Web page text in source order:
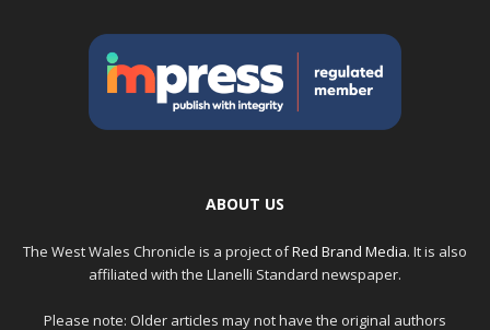
ABOUT US
The West Wales Chronicle is a project ofRed Brand Media. It is also
affiliated with the Llanelli Standard newspaper.
Please note: Older articles may not have the original authors